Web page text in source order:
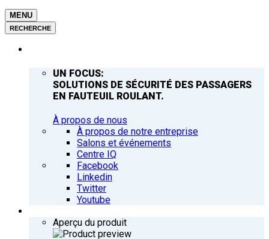
MENU
RECHERCHE
UN FOCUS:
SOLUTIONS DE SÉCURITÉ DES PASSAGERS
EN FAUTEUIL ROULANT.
À propos de nous
À propos de notre entreprise
Salons et événements
Centre IQ
Facebook
Linkedin
Twitter
Youtube
Aperçu du produit